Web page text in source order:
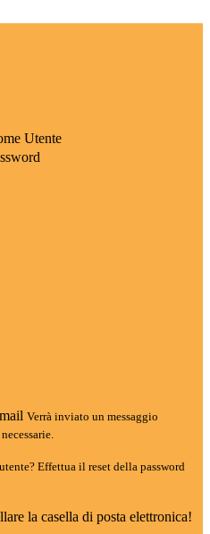
Utente
Verrà inviato un messaggio
Effettua il reset della password
la casella di posta elettronica!